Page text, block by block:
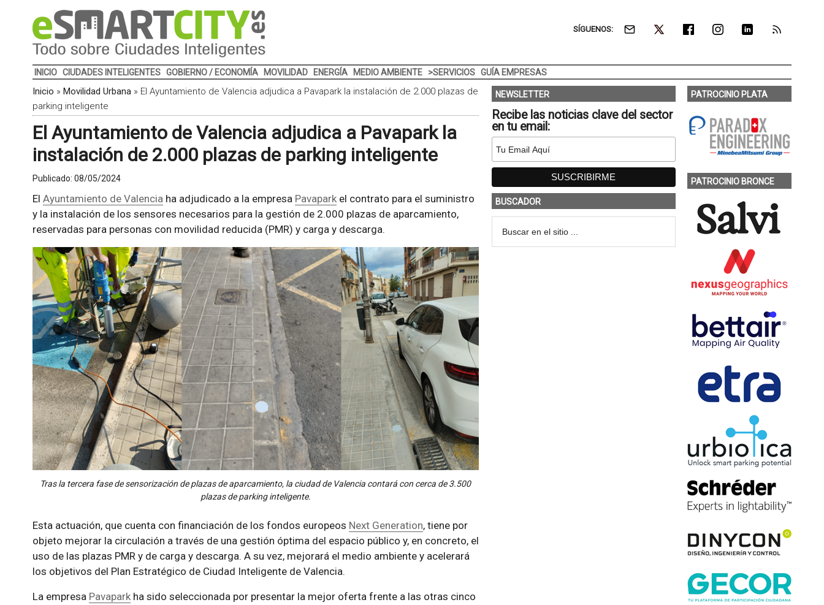
SÍGUENOS:
INICIO CIUDADES INTELIGENTES GOBIERNO / ECONOMÍA MOVILIDAD ENERGÍA MEDIO AMBIENTE >SERVICIOS GUÍA EMPRESAS
Inicio » Movilidad Urbana» El Ayuntamiento de Valencia adjudica a Pavapark la instalación de 2.000 plazas de
parking inteligente
El Ayuntamiento de Valencia adjudica a Pavapark la
instalación de 2.000 plazas de parking inteligente
Publicado: 08/05/2024
El Ayuntamiento de Valenciaha adjudicado a la empresa Pavaparkel contrato para el suministro
y la instalación de los sensores necesarios para la gestión de 2.000 plazas de aparcamiento,
reservadas para personas con movilidad reducida (PMR) y carga y descarga.
Tras la tercera fase de sensorización de plazas de aparcamiento, la ciudad de Valencia contará con cerca de 3.500
plazas de parking inteligente.
Esta actuación, que cuenta con financiación de los fondos europeos Next Generation, tiene por
objeto mejorar la circulación a través de una gestión óptima del espacio público y, en concreto, el
uso de las plazas PMR y de carga y descarga. A su vez, mejorará el medio ambiente y acelerará
los objetivos del Plan Estratégico de Ciudad Inteligente de Valencia.
La empresa Pavaparkha sido seleccionada por presentar la mejor oferta frente a las otras cinco
NEWSLETTER
Recibe las noticias clave del sector
en tu email:
BUSCADOR
PATROCINIO PLATA
PATROCINIO BRONCE